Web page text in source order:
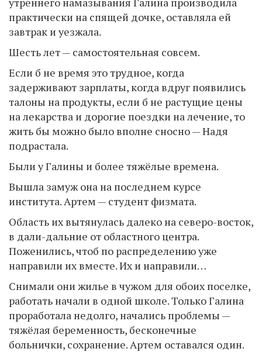
практически на спящей дочке, оставляла ей
завтрак и уезжала.
Шесть лет — самостоятельная совсем.
Если б не время это трудное, когда
задерживают зарплаты, когда вдруг появились
талоны на продукты, если б не растущие цены
на лекарства и дорогие поездки на лечение, то
жить бы можно было вполне сносно — Надя
подрастала.
Были у Галины и более тяжёлые времена.
Вышла замуж она на последнем курсе
института. Артем — студент физмата.
Область их вытянулась далеко на северо-восток,
в дали-дальние от областного центра.
Поженились, чтоб по распределению уже
направили их вместе. Их и направили…
Снимали они жилье в чужом для обоих поселке,
работать начали в одной школе. Только Галина
проработала недолго, начались проблемы —
тяжёлая беременность, бесконечные
больнички, сохранение. Артем оставался один.